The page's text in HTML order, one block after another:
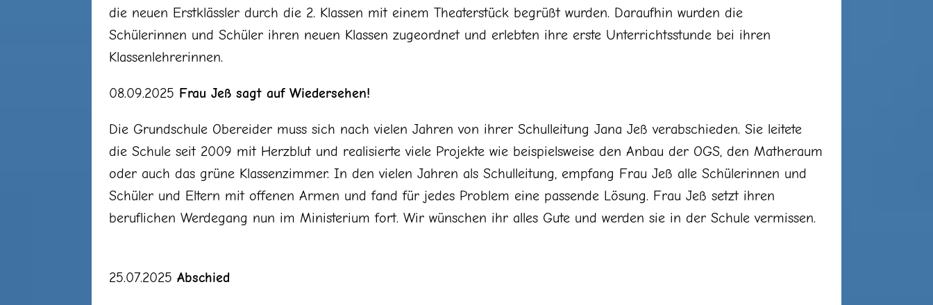
die neuen Erstklässler durch die 2. Klassen mit einem Theaterstück begrüßt wurden. Daraufhin wurden die
Schülerinnen und Schüler ihren neuen Klassen zugeordnet und erlebten ihre erste Unterrichtsstunde bei ihren
Klassenlehrerinnen.
08.09.2025 Frau Jeß sagt auf Wiedersehen!
Die Grundschule Obereider muss sich nach vielen Jahren von ihrer Schulleitung Jana Jeß verabschieden. Sie leitete
die Schule seit 2009 mit Herzblut und realisierte viele Projekte wie beispielsweise den Anbau der OGS, den Matheraum
oder auch das grüne Klassenzimmer. In den vielen Jahren als Schulleitung, empfang Frau Jeß alle Schülerinnen und
Schüler und Eltern mit offenen Armen und fand für jedes Problem eine passende Lösung. Frau Jeß setzt ihren
beruflichen Werdegang nun im Ministerium fort. Wir wünschen ihr alles Gute und werden sie in der Schule vermissen.
25.07.2025 Abschied